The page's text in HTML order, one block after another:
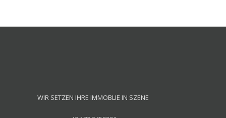
WIR SETZEN IHRE IMMOBLIE IN SZENE